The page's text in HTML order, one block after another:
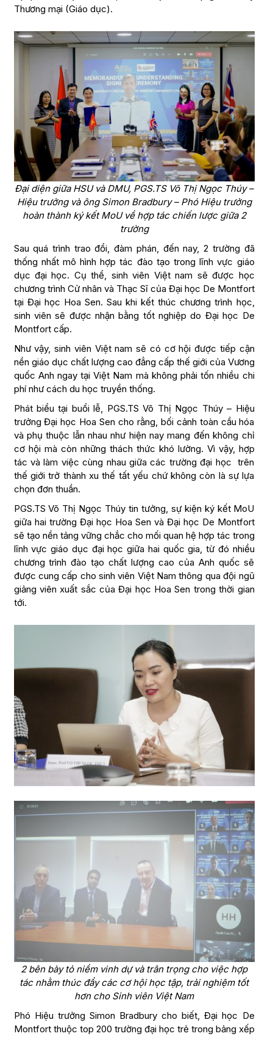
Thương mại (Giáo dục).
Đại diện giữa HSU và DMU, PGS.TS Võ Thị Ngọc Thúy –
Hiệu trưởng và ông Simon Bradbury – Phó Hiệu trưởng
hoàn thành ký kết MoU về hợp tác chiến lược giữa 2
trường
Sau quá trình trao đổi, đàm phán, đến nay, 2 trường đã
thống nhất mô hình hợp tác đào tạo trong lĩnh vực giáo
dục đại học. Cụ thể, sinh viên Việt nam sẽ được học
chương trình Cử nhân và Thạc Sĩ của Đại học De Montfort
tại Đại học Hoa Sen. Sau khi kết thúc chương trình học,
sinh viên sẽ được nhận bằng tốt nghiệp do Đại học De
Montfort cấp.
Như vậy, sinh viên Việt nam sẽ có cơ hội được tiếp cận
nền giáo dục chất lượng cao đẳng cấp thế giới của Vương
quốc Anh ngay tại Việt Nam mà không phải tốn nhiều chi
phí như cách du học truyền thống.
Phát biểu tại buổi lễ, PGS.TS Võ Thị Ngọc Thúy – Hiệu
trưởng Đại học Hoa Sen cho rằng, bối cảnh toàn cầu hóa
và phụ thuộc lẫn nhau như hiện nay mang đến không chỉ
cơ hội mà còn những thách thức khó lường. Vì vậy, hợp
tác và làm việc cùng nhau giữa các trường đại học trên
thế giới trở thành xu thế tất yếu chứ không còn là sự lựa
chọn đơn thuần.
PGS.TS Võ Thị Ngọc Thúy tin tưởng, sự kiện ký kết MoU
giữa hai trường Đại học Hoa Sen và Đại học De Montfort
sẽ tạo nền tảng vững chắc cho mối quan hệ hợp tác trong
lĩnh vực giáo dục đại học giữa hai quốc gia, từ đó nhiều
chương trình đào tạo chất lượng cao của Anh quốc sẽ
được cung cấp cho sinh viên Việt Nam thông qua đội ngũ
giảng viên xuất sắc của Đại học Hoa Sen trong thời gian
tới.
2 bên bày tỏ niềm vinh dự và trân trọng cho việc hợp
tác nhằm thúc đẩy các cơ hội học tập, trải nghiệm tốt
hơn cho Sinh viên Việt Nam
Phó Hiệu trưởng Simon Bradbury cho biết, Đại học De
Montfort thuộc top 200 trường đại học trẻ trong bảng xếp